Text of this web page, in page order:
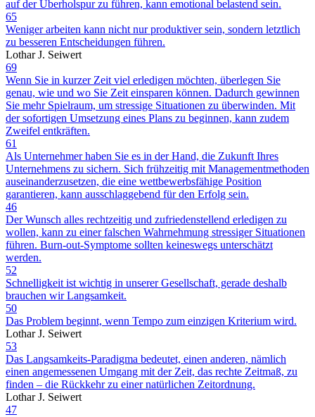
auf der Überholspur zu führen, kann emotional belastend sein.
65
Weniger arbeiten kann nicht nur produktiver sein, sondern letztlich
zu besseren Entscheidungen führen.
Lothar J. Seiwert
69
Wenn Sie in kurzer Zeit viel erledigen möchten, überlegen Sie
genau, wie und wo Sie Zeit einsparen können. Dadurch gewinnen
Sie mehr Spielraum, um stressige Situationen zu überwinden. Mit
der sofortigen Umsetzung eines Plans zu beginnen, kann zudem
Zweifel entkräften.
61
Als Unternehmer haben Sie es in der Hand, die Zukunft Ihres
Unternehmens zu sichern. Sich frühzeitig mit Managementmethoden
auseinanderzusetzen, die eine wettbewerbsfähige Position
garantieren, kann ausschlaggebend für den Erfolg sein.
46
Der Wunsch alles rechtzeitig und zufriedenstellend erledigen zu
wollen, kann zu einer falschen Wahrnehmung stressiger Situationen
führen. Burn-out-Symptome sollten keineswegs unterschätzt
werden.
52
Schnelligkeit ist wichtig in unserer Gesellschaft, gerade deshalb
brauchen wir Langsamkeit.
50
Das Problem beginnt, wenn Tempo zum einzigen Kriterium wird.
Lothar J. Seiwert
53
Das Langsamkeits-Paradigma bedeutet, einen anderen, nämlich
einen angemessenen Umgang mit der Zeit, das rechte Zeitmaß, zu
finden – die Rückkehr zu einer natürlichen Zeitordnung.
Lothar J. Seiwert
47